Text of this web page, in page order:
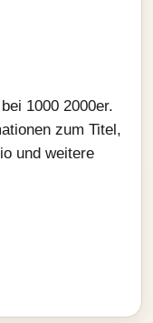
1000 2000er.
zum Titel,
und weitere